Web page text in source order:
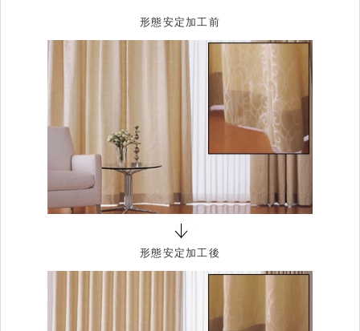
形態安定加工前
形態安定加工後